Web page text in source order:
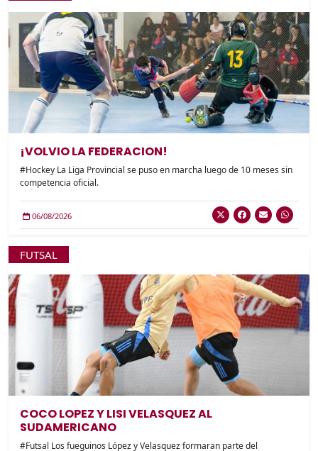
¡VOLVIO LA FEDERACION!
#Hockey La Liga Provincial se puso en marcha luego de 10 meses sin
competencia oficial.
06/08/2026
FUTSAL
COCO LOPEZ Y LISI VELASQUEZ AL
SUDAMERICANO
#Futsal Los fueguinos López y Velasquez formaran parte del